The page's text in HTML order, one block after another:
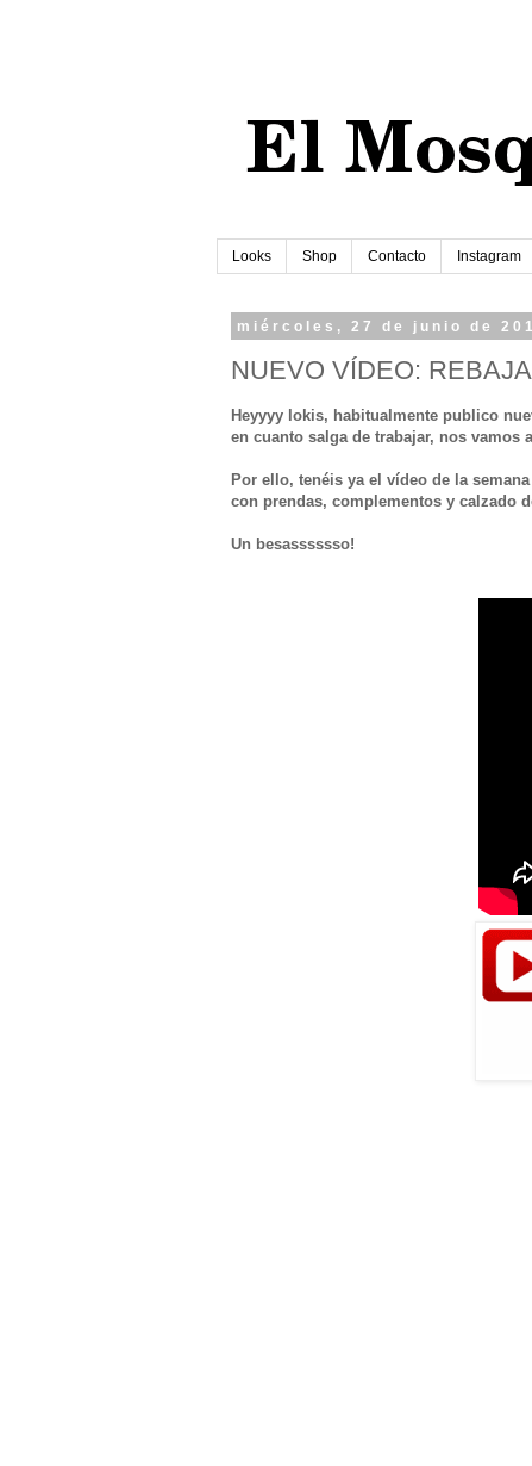
Looks Shop Contacto Instagram
miércoles, 27 de junio de
NUEVO VÍDEO:
Heyyyy lokis, habitualmente publico
en cuanto salga de trabajar, nos vamos
Por ello, tenéis ya el vídeo de la
con prendas, complementos y calzado
Un besasssssso!